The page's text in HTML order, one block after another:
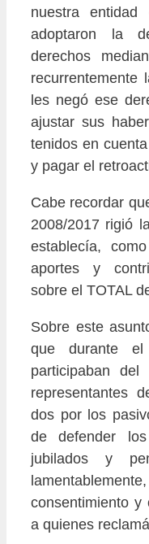
nuestra
adoptaron la
derechos
recurrentemente
les negó ese
ajustar sus
tenidos en
y pagar el
Cabe recordar
2008/2017 rigió
establecía,
aportes y
sobre el TOTAL
Sobre este
que durante el
participaban
representantes
dos por los
de defender
jubilados y
consentimiento y
a quienes